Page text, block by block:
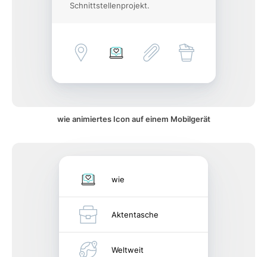
Schnittstellenprojekt.
wie animiertes Icon auf einem Mobilgerät
wie
Aktentasche
Weltweit